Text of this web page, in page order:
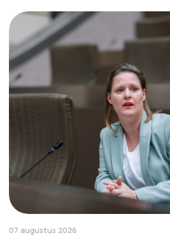
07 augustus 2026